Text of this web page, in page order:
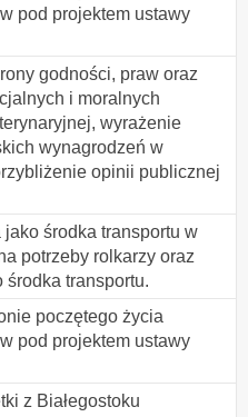
pod projektem ustawy
godności, praw oraz
i moralnych
wyrażenie
wynagrodzeń w
opinii publicznej
środka transportu w
potrzeby rolkarzy oraz
środka transportu.
poczętego życia
pod projektem ustawy
z Białegostoku